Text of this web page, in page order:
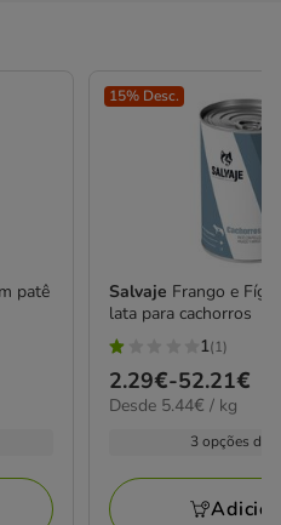
patê
15% Desc.
Salvaje Frango e
lata para cachorros
1
estrelas
com
avaliações
1(1)
Preço
de
52.21€
2.29€-52.21€
5.44€
Desde 5.44€ / kg
3 opções de